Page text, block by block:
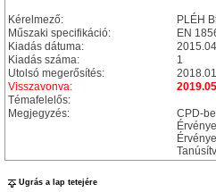
Kérelmező:
PLÉH
Műszaki specifikáció:
EN
Kiadás dátuma:
Kiadás száma:
1
Utolsó megerősítés:
Visszavonva:
Témafelelős:
Megjegyzés:
CPD-
Ugrás a lap tetejére